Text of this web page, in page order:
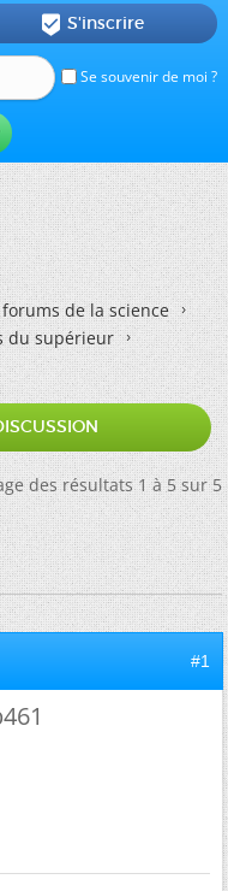
Se souvenir de moi ?
 S'inscrire
de la science
du supérieur
des résultats 1 à 5 sur 5
#1